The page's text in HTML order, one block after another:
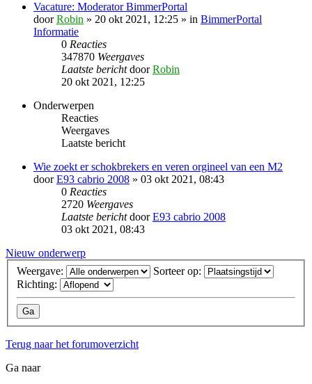
Vacature: Moderator BimmerPortal
doorRobin » 20 okt 2021, 12:25 » in BimmerPortal
Informatie
0 Reacties
347870 Weergaves
Laatste berichtdoorRobin
20 okt 2021, 12:25
Onderwerpen
Reacties
Weergaves
Laatste bericht
Wie zoekt er schokbrekers en veren orgineel van een M2
doorE93 cabrio 2008 » 03 okt 2021, 08:43
0 Reacties
2720 Weergaves
Laatste berichtdoorE93 cabrio 2008
03 okt 2021, 08:43
Nieuw onderwerp
Weergave:
Sorteer op:
Richting:
Terug naar het forumoverzicht
Ga naar